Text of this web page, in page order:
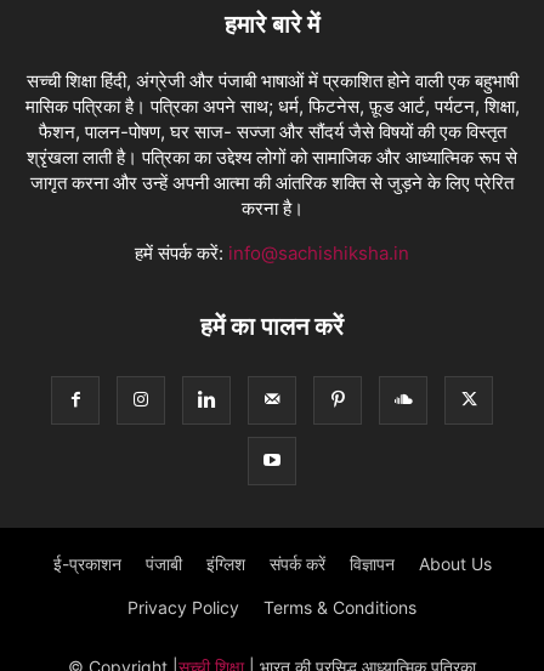
हमारे बारे में
सच्ची शिक्षा हिंदी, अंग्रेजी और पंजाबी भाषाओं में प्रकाशित होने वाली एक बहुभाषी
मासिक पत्रिका है। पत्रिका अपने साथ; धर्म, फिटनेस, फ़ूड आर्ट, पर्यटन, शिक्षा,
फैशन, पालन-पोषण, घर साज- सज्जा और सौंदर्य जैसे विषयों की एक विस्तृत
श्रृंखला लाती है। पत्रिका का उद्देश्य लोगों को सामाजिक और आध्यात्मिक रूप से
जागृत करना और उन्हें अपनी आत्मा की आंतरिक शक्ति से जुड़ने के लिए प्रेरित
करना है।
हमें संपर्क करें: info@sachishiksha.in
हमें का पालन करें
ई-प्रकाशन पंजाबी इंग्लिश संपर्क करें विज्ञापन About Us
Privacy Policy Terms & Conditions